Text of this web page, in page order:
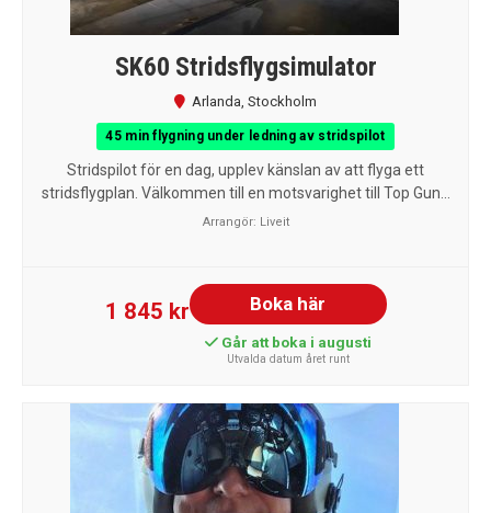
SK60 Stridsflygsimulator
Arlanda, Stockholm
45 min flygning under ledning av stridspilot
Stridspilot för en dag, upplev känslan av att flyga ett
stridsflygplan. Välkommen till en motsvarighet till Top Gun...
Arrangör: Liveit
1 845 kr Boka här
Går att boka i augusti
Utvalda datum året runt